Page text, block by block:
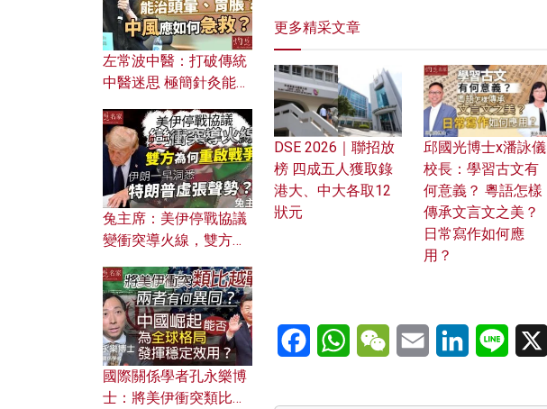
更多精采文章
DSE 2026｜聯招放
榜 四成五人獲取錄
港大、中大各取12
狀元
邱國光博士x潘詠儀
校長：學習古文有
何意義？ 粵語怎樣
傳承文言文之美？
日常寫作如何應
用？
FacebookWhatsAppWeChatEmail LinkedInLine
左常波中醫：打破傳統
中醫迷思 極簡針灸能治
何急救？
兔主席：美伊停戰協議
變衝突導火線，雙方為
洞悉特朗普虛張聲勢？
國際關係學者孔永樂博
士：將美伊衝突類比越